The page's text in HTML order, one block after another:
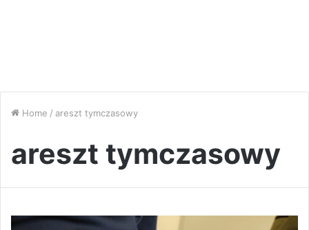
Home / areszt tymczasowy
areszt tymczasowy